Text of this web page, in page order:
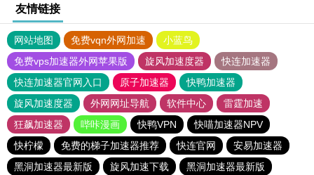
友情链接
网站地图 免费vqn外网加速
小蓝鸟
免费vps加速器外网苹果版
旋风加速度器
快连加速器
快连加速器官网入口
原子加速器
快鸭加速器
旋风加速度器
外网网址导航 软件中心
雷霆加速
狂飙加速器
哔咔漫画 快鸭VPN
快喵加速器NPV
快柠檬
免费的梯子加速器推荐 快连官网
安易加速器
黑洞加速器最新版
旋风加速下载
黑洞加速器最新版